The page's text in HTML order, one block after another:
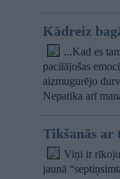
Kādreiz
...Kad es
pacilājošas
aizmugurējo
Nepatika arī
Tikšanās ar
Viņi ir
jaunā